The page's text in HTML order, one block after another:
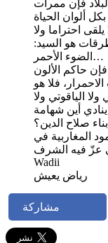
فإن ممرات
احتراما ولا
هو السيد:
الضوء الأحمر…
حاكم الألون
فلا هو
الياقوتي ولا
أين شهامة
المغاربية في
Wadii
رياض يعيش
مشاركة